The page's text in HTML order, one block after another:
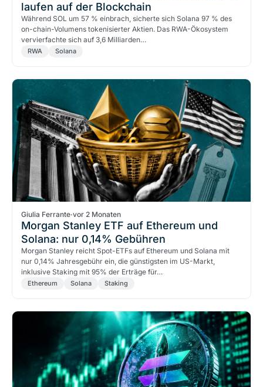
laufen auf der Blockchain
Während SOL um 57 % einbrach, sicherte sich Solana 97 % des
on-chain-Volumens tokenisierter Aktien. Das RWA-Ökosystem
vervierfachte sich auf 3,6 Milliarden…
RWA Solana
Giulia Ferrante·vor 2 Monaten
Morgan Stanley ETF auf Ethereum und
Solana: nur 0,14% Gebühren
Morgan Stanley reicht Spot-ETFs auf Ethereum und Solana mit
nur 0,14% Jahresgebühr ein, die günstigsten im US-Markt,
inklusive Staking mit 95% der Erträge für…
Ethereum Solana Staking